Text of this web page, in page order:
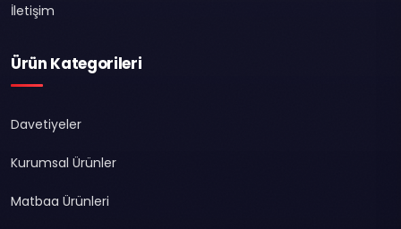
İletişim
Ürün Kategorileri
Davetiyeler
Kurumsal Ürünler
Matbaa Ürünleri